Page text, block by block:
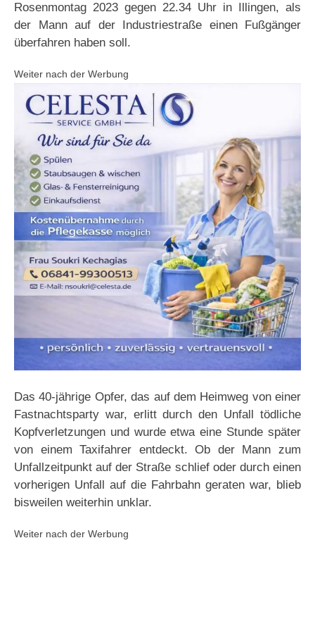
Rosenmontag 2023 gegen 22.34 Uhr in Illingen, als
der Mann auf der Industriestraße einen Fußgänger
überfahren haben soll.
Weiter nach der Werbung
Das 40-jährige Opfer, das auf dem Heimweg von einer
Fastnachtsparty war, erlitt durch den Unfall tödliche
Kopfverletzungen und wurde etwa eine Stunde später
von einem Taxifahrer entdeckt. Ob der Mann zum
Unfallzeitpunkt auf der Straße schlief oder durch einen
vorherigen Unfall auf die Fahrbahn geraten war, blieb
bisweilen weiterhin unklar.
Weiter nach der Werbung